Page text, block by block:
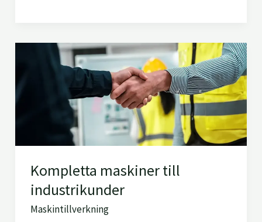
Kompletta maskiner till
industrikunder
Maskintillverkning
Kompletta
maskiner
industrikunder